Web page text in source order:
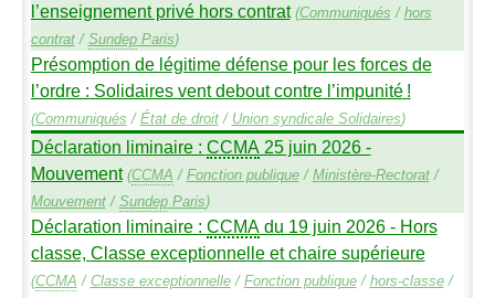
l’enseignement privé hors contrat (Communiqués / hors
contrat/ SundepParis)
Présomption de légitime défense pour les forces de
l’ordre : Solidaires vent debout contre l’impunité !
(Communiqués / État de droit/ Union syndicale Solidaires)
Déclaration liminaire : CCMA 25 juin 2026 -
Mouvement (CCMA / Fonction publique/ Ministère-Rectorat/
Mouvement/ SundepParis)
Déclaration liminaire : CCMAdu 19 juin 2026 - Hors
classe, Classe exceptionnelle et chaire supérieure
(CCMA / Classe exceptionnelle/ Fonction publique/ hors-classe/